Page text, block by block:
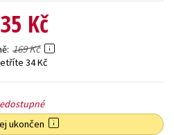
Kč
169 Kč
34 Kč
ukončen